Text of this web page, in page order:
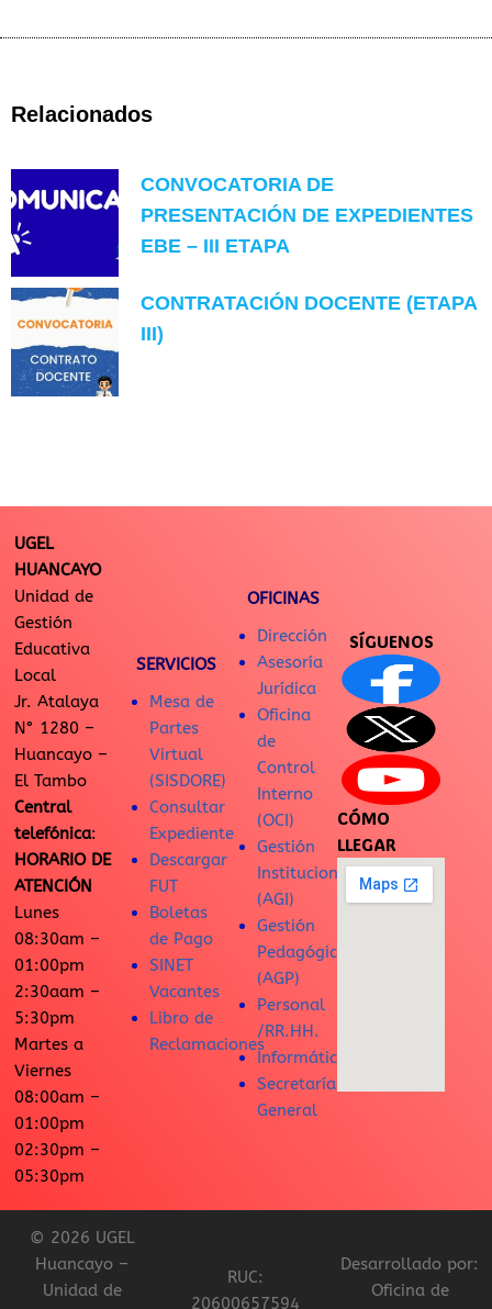
Relacionados
CONVOCATORIA DE
PRESENTACIÓN DE EXPEDIENTES
EBE – III ETAPA
CONTRATACIÓN DOCENTE (ETAPA
III)
UGEL
HUANCAYO
Unidad de
Gestión
Educativa
Local
Jr. Atalaya
N° 1280 –
Huancayo –
El Tambo
Central
telefónica:
HORARIO DE
ATENCIÓN
Lunes
08:30am –
01:00pm
2:30aam –
5:30pm
Martes a
Viernes
08:00am –
01:00pm
02:30pm –
05:30pm
SERVICIOS
Mesa de
Partes
Virtual
(SISDORE)
Consultar
Expediente
Descargar
FUT
Boletas
de Pago
SINET
Vacantes
Libro de
Reclamaciones
OFICINAS
Dirección
Asesoría
Jurídica
Oficina
de
Control
Interno
(OCI)
Gestión
Institucional
(AGI)
Gestión
Pedagógica
(AGP)
Personal
/RR.HH.
Informática
Secretaría
General
SÍGUENOS
CÓMO
LLEGAR
© 2026 UGEL
Huancayo –
Unidad de
RUC:
20600657594
Desarrollado por:
Oficina de